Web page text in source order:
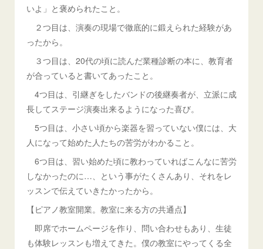
いよ」と褒められたこと。
２つ目は、演奏の現場で徹底的に鍛えられた経験があ
ったから。
３つ目は、20代の頃に読んだ業種診断の本に、教育者
が合っていると書いてあったこと。
4つ目は、引継ぎをしたバンドの後継奏者が、立派に成
長してステージ演奏出来るようになった喜び。
5つ目は、小さい頃から楽器を習っていない僕には、大
人になって始めた人たちの苦労がわかること。
6つ目は、習い始めた頃に教わっていればこんなに苦労
しなかったのに…、という事がたくさんあり、それをレ
ッスンで伝えていきたかったから。
【ピアノ教室開業。教室に来る方の共通点】
即席でホームページを作り、問い合わせもあり、生徒
も体験レッスンも増えてきた。僕の教室にやってくる全